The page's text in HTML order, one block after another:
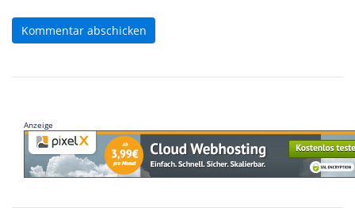
Kommentar abschicken
Anzeige